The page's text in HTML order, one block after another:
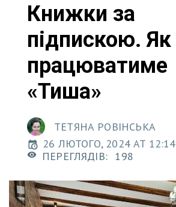
Книжки за
підпискою. Як
працюватиме
«Тиша»
ТЕТЯНА РОВІНСЬКА
26 ЛЮТОГО, 2024 AT 12:14
ПЕРЕГЛЯДІВ: 198